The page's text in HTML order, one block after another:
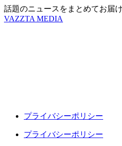
話題のニュースをまとめてお届け
VAZZTA MEDIA
プライバシーポリシー
プライバシーポリシー